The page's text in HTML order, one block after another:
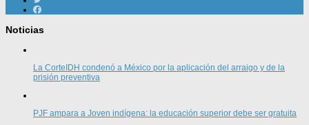
Noticias
La CorteIDH condenó a México por la aplicación del arraigo y de la
prisión preventiva
PJF ampara a Joven indígena: la educación superior debe ser gratuita